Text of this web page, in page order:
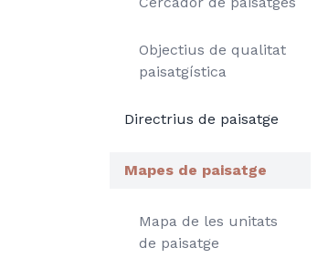
Objectius de qualitat
paisatgística
Directrius de paisatge
Mapes de paisatge
Mapa de les unitats
de paisatge